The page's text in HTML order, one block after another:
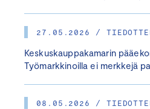
27.05.2026 /
Keskuskauppakamarin
Työmarkkinoilla ei merkkejä
08.05.2026 /